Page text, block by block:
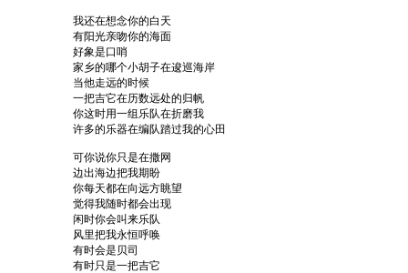
我还在想念你的白天
有阳光亲吻你的海面
好象是口哨
家乡的哪个小胡子在逡巡海岸
当他走远的时候
一把吉它在历数远处的归帆
你这时用一组乐队在折磨我
许多的乐器在编队踏过我的心田
可你说你只是在撒网
边出海边把我期盼
你每天都在向远方眺望
觉得我随时都会出现
闲时你会叫来乐队
风里把我永恒呼唤
有时会是贝司
有时只是一把吉它